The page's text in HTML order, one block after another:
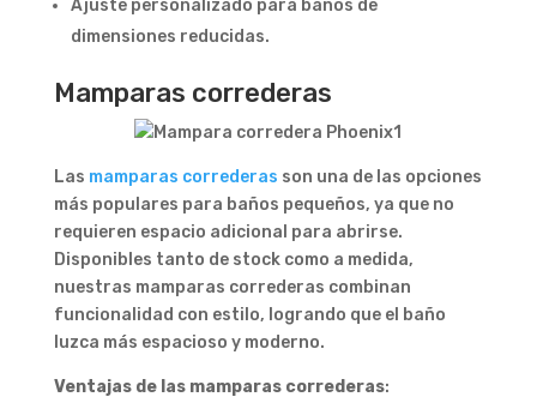
Ajuste personalizado para baños de
dimensiones reducidas.
Mamparas correderas
Las mamparas correderas son una de las opciones
más populares para baños pequeños, ya que no
requieren espacio adicional para abrirse.
Disponibles tanto de stock como a medida,
nuestras mamparas correderas combinan
funcionalidad con estilo, logrando que el baño
luzca más espacioso y moderno.
Ventajas de las mamparas correderas: